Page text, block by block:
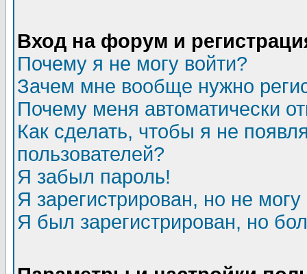
Вход на форум и
Почему я не могу войти?
Зачем мне вообще нужно
Почему меня автоматически
Как сделать, чтобы я не
пользователей?
Я забыл пароль!
Я зарегистрирован, но не могу
Я был зарегистрирован, но